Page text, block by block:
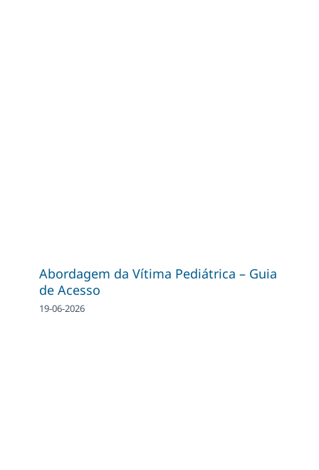
Abordagem da Vítima Pediátrica – Guia
de Acesso
19-06-2026